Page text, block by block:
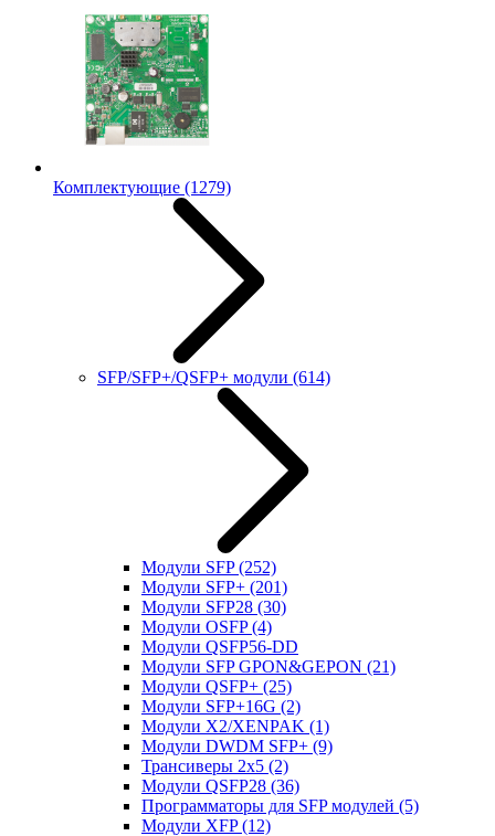
Комплектующие (1279)
SFP/SFP+/QSFP+ модули (614)
Модули SFP(252)
Модули SFP+ (201)
Модули SFP28 (30)
Модули OSFP(4)
Модули QSFP56-DD
Модули SFP GPON&GEPON (21)
Модули QSFP+ (25)
Модули SFP+16G (2)
Модули X2/XENPAK (1)
Модули DWDM SFP+ (9)
Трансиверы 2x5 (2)
Модули QSFP28 (36)
Программаторы для SFP модулей (5)
Модули XFP(12)